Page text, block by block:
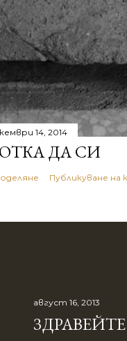
14, 2014
ДА СИ
Публикуване на
август 16, 2013